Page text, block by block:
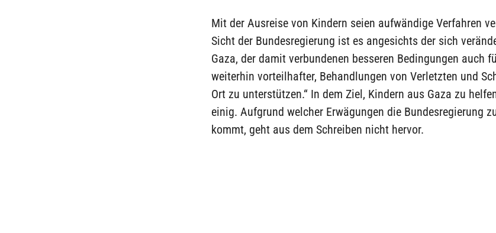
Mit der Ausreise von Kindern seien aufwändige Verfahren
Sicht der Bundesregierung ist es angesichts der sich
Gaza, der damit verbundenen besseren Bedingungen auch
weiterhin vorteilhafter, Behandlungen von Verletzten und
Ort zu unterstützen.“ In dem Ziel, Kindern aus Gaza zu
einig. Aufgrund welcher Erwägungen die Bundesregierung
kommt, geht aus dem Schreiben nicht hervor.